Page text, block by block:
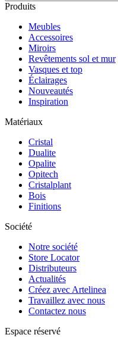
Produits
Meubles
Accessoires
Miroirs
Revêtements sol et mur
Vasques et top
Éclairages
Nouveautés
Inspiration
Matériaux
Cristal
Dualite
Opalite
Opitech
Cristalplant
Bois
Finitions
Société
Notre société
Store Locator
Distributeurs
Actualités
Créez avec Artelinea
Travaillez avec nous
Contactez nous
Espace réservé